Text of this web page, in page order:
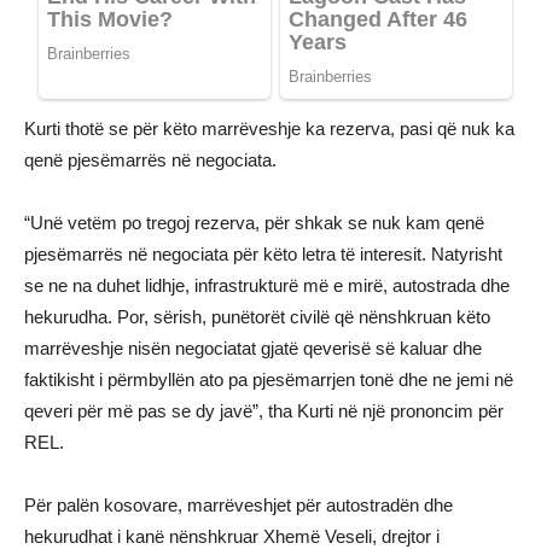
Kurti thotë se për këto marrëveshje ka rezerva, pasi që nuk ka
qenë pjesëmarrës në negociata.
“Unë vetëm po tregoj rezerva, për shkak se nuk kam qenë
pjesëmarrës në negociata për këto letra të interesit. Natyrisht
se ne na duhet lidhje, infrastrukturë më e mirë, autostrada dhe
hekurudha. Por, sërish, punëtorët civilë që nënshkruan këto
marrëveshje nisën negociatat gjatë qeverisë së kaluar dhe
faktikisht i përmbyllën ato pa pjesëmarrjen tonë dhe ne jemi në
qeveri për më pas se dy javë”, tha Kurti në një prononcim për
REL.
Për palën kosovare, marrëveshjet për autostradën dhe
hekurudhat i kanë nënshkruar Xhemë Veseli, drejtor i